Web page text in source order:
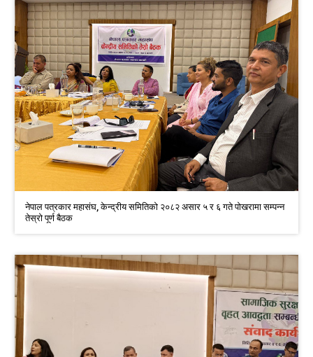
नेपाल पत्रकार महासंघ, केन्द्रीय समितिको २०८२ असार ५ र ६ गते पाेखरामा सम्पन्न
तेस्रो पूर्ण बैठक